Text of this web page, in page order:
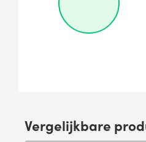
Vergelijkbare